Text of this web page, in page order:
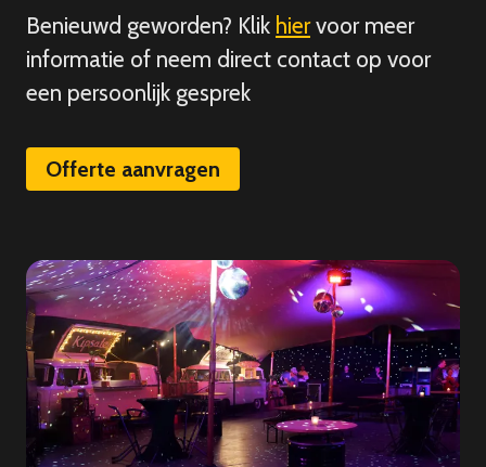
Benieuwd geworden? Klik hiervoor meer
informatie of neem direct contact op voor
een persoonlijk gesprek
Offerte aanvragen